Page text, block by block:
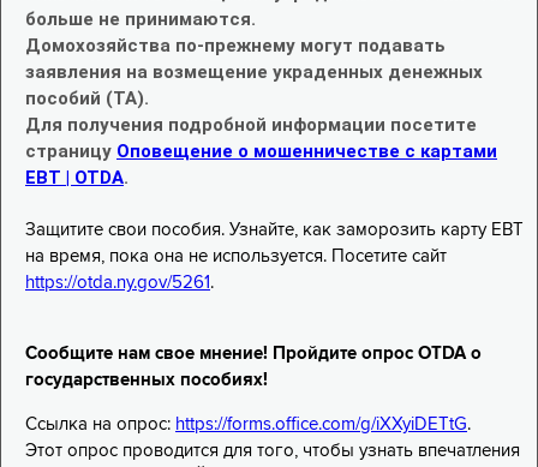
больше не принимаются.
Домохозяйства по-прежнему могут подавать
заявления на возмещение украденных денежных
пособий (TA).
Для получения подробной информации посетите
страницу Оповещение о мошенничестве с картами
EBT | OTDA.
Защитите свои пособия. Узнайте, как заморозить карту EBT
на время, пока она не используется. Посетите сайт
https://otda.ny.gov/5261 .
Сообщите нам свое мнение! Пройдите опрос OTDA о
государственных пособиях!
Ссылка на опрос: https://forms.office.com/g/iXXyiDETtG.
Этот опрос проводится для того, чтобы узнать впечатления